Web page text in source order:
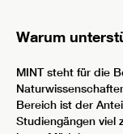
Warum
MINT steht für die
Bereich ist der
Studiengängen viel